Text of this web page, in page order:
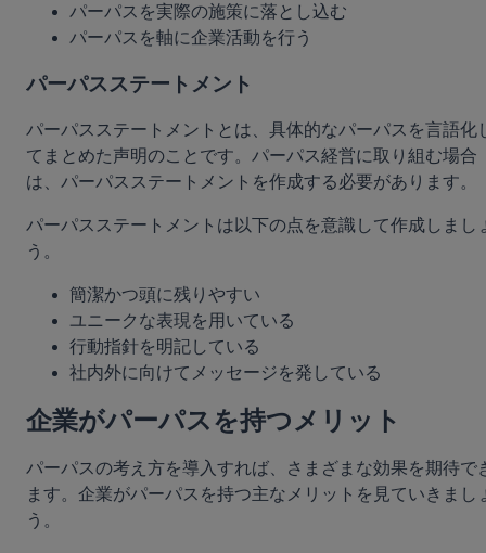
パーパスを実際の施策に落とし込む
パーパスを軸に企業活動を行う
パーパスステートメント
パーパスステートメントとは、具体的なパーパスを言語化
てまとめた声明のことです。パーパス経営に取り組む場合
は、パーパスステートメントを作成する必要があります。
パーパスステートメントは以下の点を意識して作成しまし
う。
簡潔かつ頭に残りやすい
ユニークな表現を用いている
行動指針を明記している
社内外に向けてメッセージを発している
企業がパーパスを持つメリット
パーパスの考え方を導入すれば、さまざまな効果を期待で
ます。企業がパーパスを持つ主なメリットを見ていきまし
う。